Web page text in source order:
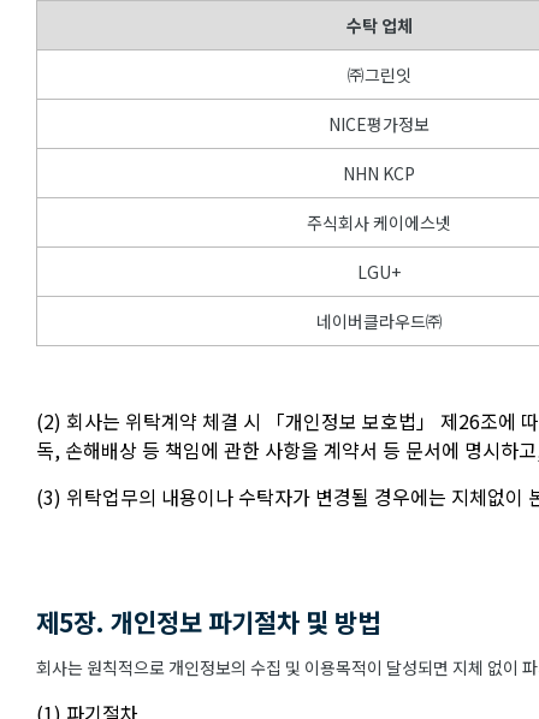
수탁 업체
㈜그린잇
NICE평가정보
NHN KCP
주식회사 케이에스넷
LGU+
네이버클라우드㈜
(2) 회사는 위탁계약 체결 시 「개인정보 보호법」 제26조에
독, 손해배상 등 책임에 관한 사항을 계약서 등 문서에 명시하
(3) 위탁업무의 내용이나 수탁자가 변경될 경우에는 지체없이
제5장. 개인정보 파기절차 및 방법
회사는 원칙적으로 개인정보의 수집 및 이용목적이 달성되면 지체 없이
(1) 파기절차